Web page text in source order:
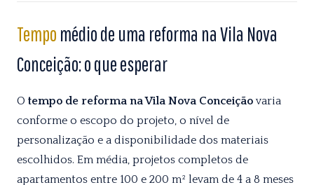
Tempo médio de uma reforma na Vila Nova
Conceição: o que esperar
O tempo de reforma na Vila Nova Conceição varia
conforme o escopo do projeto, o nível de
personalização e a disponibilidade dos materiais
escolhidos. Em média, projetos completos de
apartamentos entre 100 e 200 m² levam de 4 a 8 meses